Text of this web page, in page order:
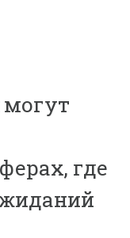
могут
где